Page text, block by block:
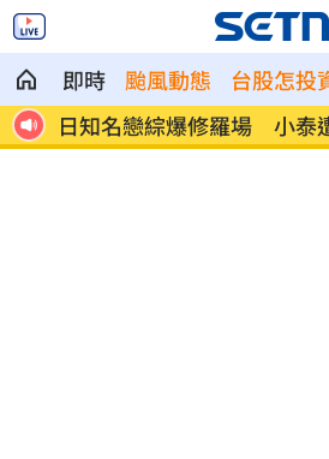
即時 颱風動態 台股怎投
日知名戀綜爆修羅場 小泰